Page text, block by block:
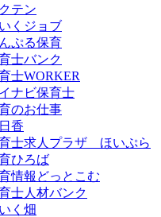
テン
くジョブ
ぷる保育
士バンク
士WORKER
ナビ保育士
のお仕事
香
士求人プラザ ほいぷら
ひろば
情報どっとこむ
士人材バンク
く畑